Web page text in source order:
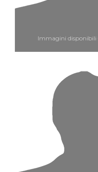
Immagini disponibili